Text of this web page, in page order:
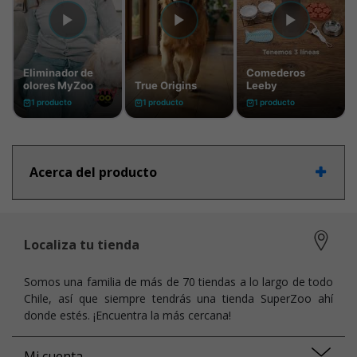
Acerca del producto
Localiza tu tienda
Somos una familia de más de 70 tiendas a lo largo de todo
Chile, así que siempre tendrás una tienda SuperZoo ahí
donde estés. ¡Encuentra la más cercana!